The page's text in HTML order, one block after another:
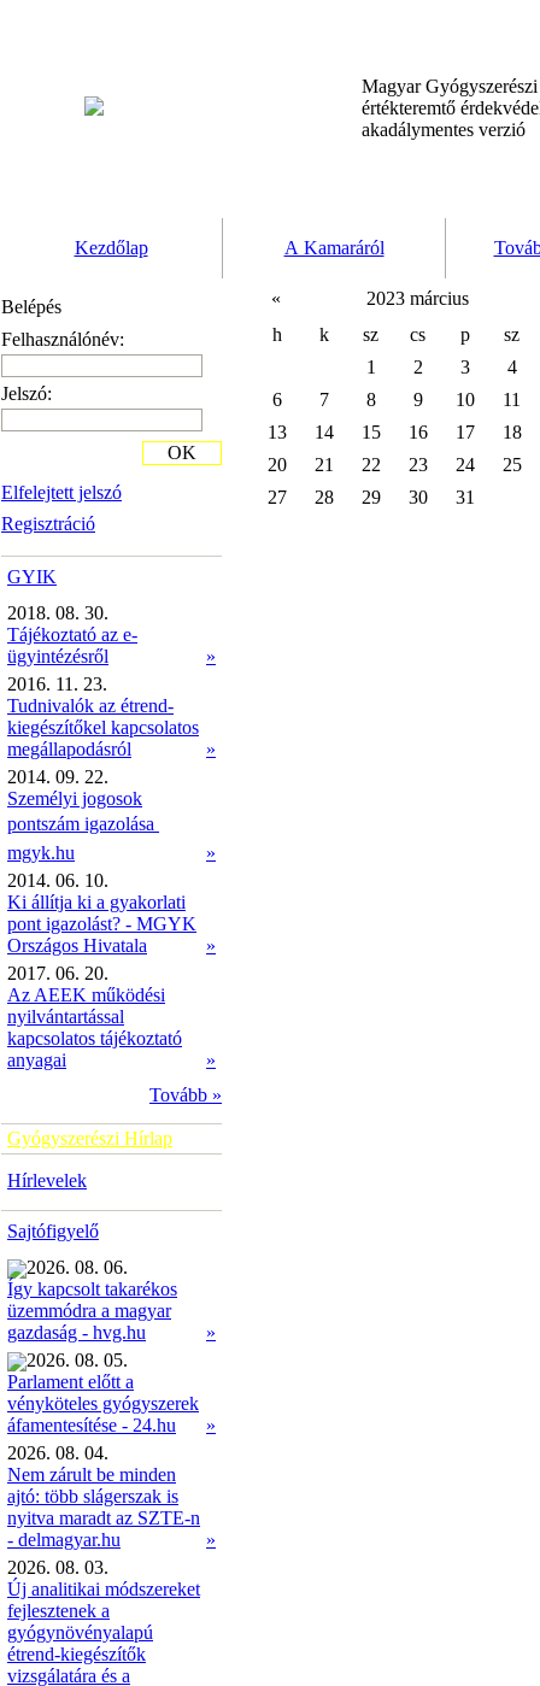
Magyar
értékteremtő
akadálymentes verzió
Kezdőlap A Kamaráról
Belépés
Felhasználónév:
Jelszó:
Elfelejtett jelszó
Regisztráció
OK
GYIK
2018. 08. 30.
Tájékoztató az e-
ügyintézésről
»
2016. 11. 23.
Tudnivalók az étrend-
kiegészítőkel kapcsolatos
megállapodásról
»
2014. 09. 22.
Személyi jogosok
pontszám igazolása 
mgyk.hu
»
2014. 06. 10.
Ki állítja ki a gyakorlati
pont igazolást? - MGYK
Országos Hivatala
»
2017. 06. 20.
Az AEEK működési
nyilvántartással
kapcsolatos tájékoztató
anyagai
»
Tovább »
Gyógyszerészi Hírlap
Hírlevelek
Sajtófigyelő
2026. 08. 06.
Így kapcsolt takarékos
üzemmódra a magyar
gazdaság - hvg.hu
»
2026. 08. 05.
Parlament előtt a
vényköteles gyógyszerek
áfamentesítése - 24.hu
»
2026. 08. 04.
Nem zárult be minden
ajtó: több slágerszak is
nyitva maradt az SZTE-n
- delmagyar.hu
»
2026. 08. 03.
Új analitikai módszereket
fejlesztenek a
gyógynövényalapú
étrend-kiegészítők
vizsgálatára és a
«
2023 március
h
k sz cs p
sz
1
2 3
4
6
7 8 9 10
11
13
14 15 16 17
18
20
21 22 23 24
25
27
28 29 30 31